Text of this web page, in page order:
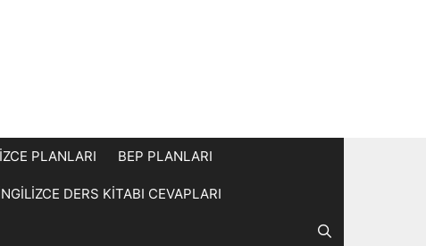
PLANLARI BEP PLANLARI
DERS KİTABI CEVAPLARI